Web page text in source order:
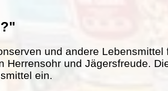
und andere Lebensmittel
Herrensohr und Jägersfreude.
ein.